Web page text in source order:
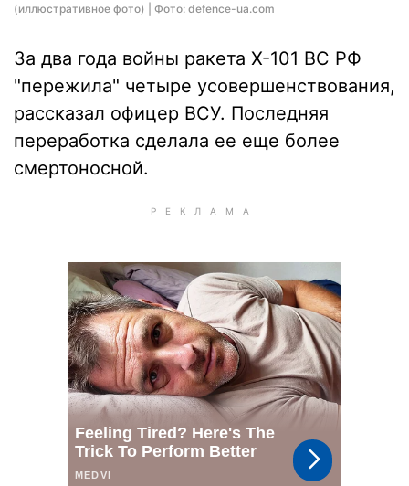
(иллюстративное фото) | Фото: defence-ua.com
За два года войны ракета Х-101 ВС РФ
"пережила" четыре усовершенствования,
рассказал офицер ВСУ. Последняя
переработка сделала ее еще более
смертоносной.